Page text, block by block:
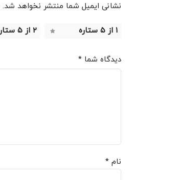
نشانی ایمیل شما منتشر نخواهد شد.
۱ از ۵ ستاره ۲ از ۵ ستاره
دیدگاه شما *
نام *